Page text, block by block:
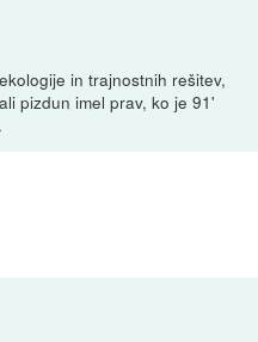
in trajnostnih rešitev,
pizdun imel prav, ko je 91'